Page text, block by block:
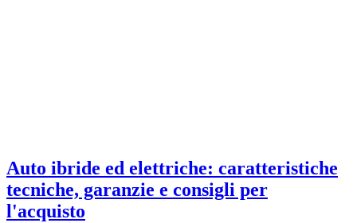
Auto ibride ed elettriche: caratteristiche
tecniche, garanzie e consigli per
l'acquisto